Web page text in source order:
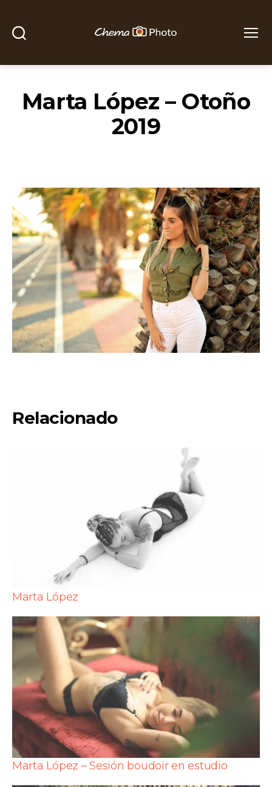
Photo
Marta López – Otoño
2019
Relacionado
Marta López
Marta López – Sesión boudoir en estudio